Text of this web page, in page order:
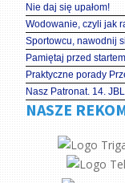
Nie daj się upałom!
Wodowanie, czyli jak
Sportowcu, nawodnij
Pamiętaj przed
Praktyczne porady
Nasz Patronat. 14.
NASZE